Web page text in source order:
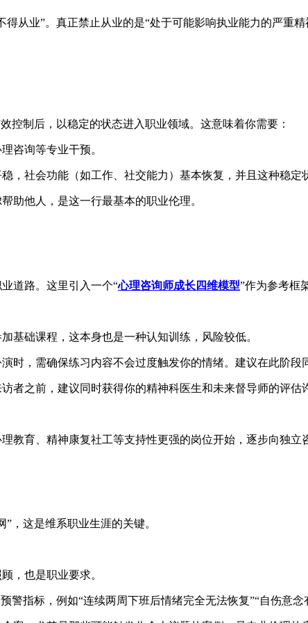
从业”。真正禁止从业的是“处于可能影响执业能力的严重
控制后，以稳定的状态进入职业领域。这意味着你需要：
咨询等专业干预。
，社会功能（如工作、社交能力）基本恢复，并且这种稳定
助他人，是这一行最基本的职业伦理。
道路。这里引入一个“心理咨询师成长四维模型”作为参考框
基础课程，这本身也是一种认知训练，风险较低。
时，需确保练习内容不会过度触发你的情绪。建议在此阶段
者之前，建议同时获得你的精神科医生和未来督导师的评估
教育、精神康复社工等支持性更强的岗位开始，逐步向独立
，这是维系职业生涯的关键。
，也是职业要求。
警指标，例如“连续两周下班后情绪完全无法恢复”“自伤意